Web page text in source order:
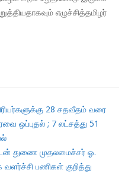
எழுச்சித்தமிழர்
28 சதவீதம் வரை
ஒப்புதல் ; 7 லட்சத்து 51
துணை முதலமைச்சர் ஓ.
பணிகள் குறித்து